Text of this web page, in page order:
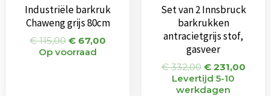
Industriële barkruk
Chaweng grijs 80cm
€115,00 € 67,00
Op voorraad
Set van 2 Innsbruck
barkrukken
antracietgrijs stof,
gasveer
€332,00 €231,00
Levertijd 5-10
werkdagen